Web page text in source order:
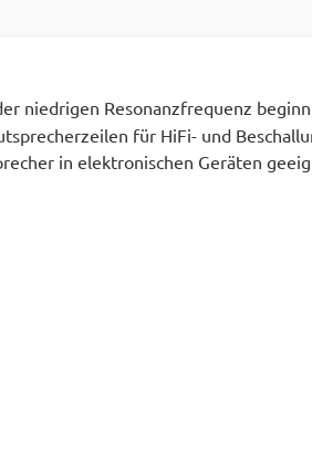
niedrigen Resonanzfrequenz
für HiFi- und
in elektronischen Geräten